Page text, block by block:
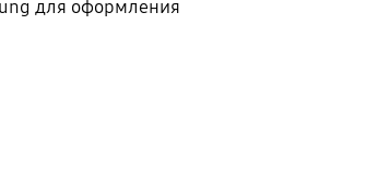
для оформления